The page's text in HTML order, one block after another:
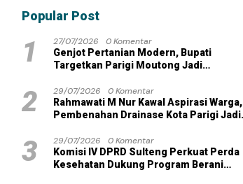
Popular Post
1 27/07/2026
0 Komentar
Genjot Pertanian Modern, Bupati
Targetkan Parigi Moutong Jadi
2 29/07/2026
0 Komentar
Rahmawati M Nur Kawal Aspirasi Warga,
Pembenahan Drainase Kota Parigi Jadi
3 29/07/2026
0 Komentar
Komisi IV DPRD Sulteng Perkuat Perda
Kesehatan Dukung Program Berani